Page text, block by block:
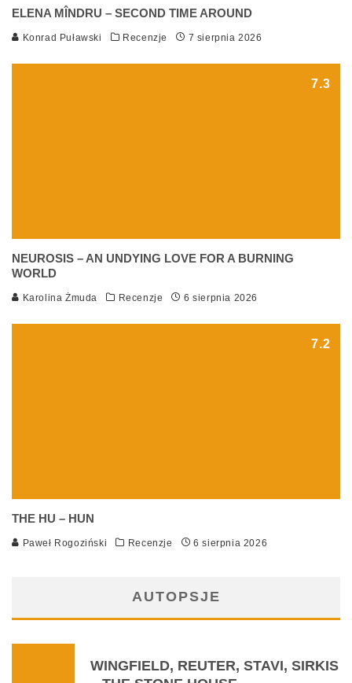
ELENA MÎNDRU – SECOND TIME AROUND
Konrad Puławski Recenzje 7 sierpnia 2026
7.3
NEUROSIS – AN UNDYING LOVE FOR A BURNING
WORLD
Karolina Żmuda Recenzje 6 sierpnia 2026
7.2
THE HU – HUN
Paweł Rogoziński Recenzje 6 sierpnia 2026
AUTOPSJE
WINGFIELD, REUTER, STAVI, SIRKIS